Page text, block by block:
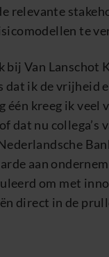
relevante
te
Van Lanschot
ik de vrijheid
één kreeg ik
dat nu collega’s
aan
om met
direct in de